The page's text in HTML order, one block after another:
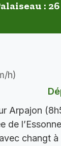
:
h)
Arpajon
de
changt